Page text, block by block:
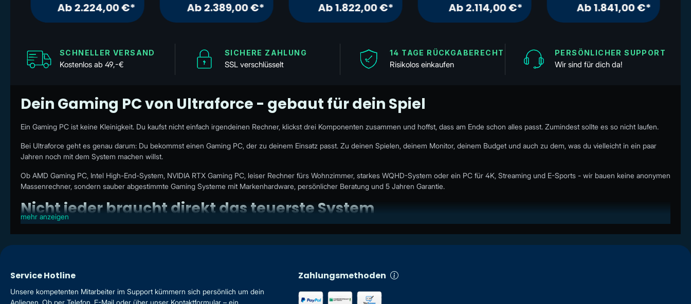
Ab 2.224,00 €* Ab 2.389,00 €* Ab 1.822,00 €* Ab 2.114,00 €* Ab 1.841,00 €*
SCHNELLER VERSAND
Kostenlos ab 49,-€
SICHERE ZAHLUNG
SSL verschlüsselt
14 TAGE RÜCKGABERECHT
Risikolos einkaufen
PERSÖNLICHER SUPPORT
Wir sind für dich da!
Dein Gaming PC von Ultraforce - gebaut für dein Spiel
Ein Gaming PC ist keine Kleinigkeit. Du kaufst nicht einfach irgendeinen Rechner, klickst drei Komponenten zusammen und hoffst, dass am Ende schon alles passt. Zumindest sollte es so nicht laufen.
Bei Ultraforce geht es genau darum: Du bekommst einen Gaming PC, der zu deinem Einsatz passt. Zu deinen Spielen, deinem Monitor, deinem Budget und auch zu dem, was du vielleicht in ein paar
Jahren noch mit dem System machen willst.
Ob AMD Gaming PC, Intel High-End-System, NVIDIA RTX Gaming PC, leiser Rechner fürs Wohnzimmer, starkes WQHD-System oder ein PC für 4K, Streaming und E-Sports - wir bauen keine anonymen
Massenrechner, sondern sauber abgestimmte Gaming Systeme mit Markenhardware, persönlicher Beratung und 5 Jahren Garantie.
Nicht jeder braucht direkt das teuerste System
Deshalb findest du bei Ultraforce verschiedene Systeme für unterschiedliche Ansprüche:
Gaming PCs für Full-HD und beliebte Online-Games
mehr anzeigen
Service Hotline
Unsere kompetenten Mitarbeiter im Support kümmern sich persönlich um dein
Anliegen. Ob per Telefon, E-Mail oder über unser Kontaktformular – ein
Zahlungsmethoden